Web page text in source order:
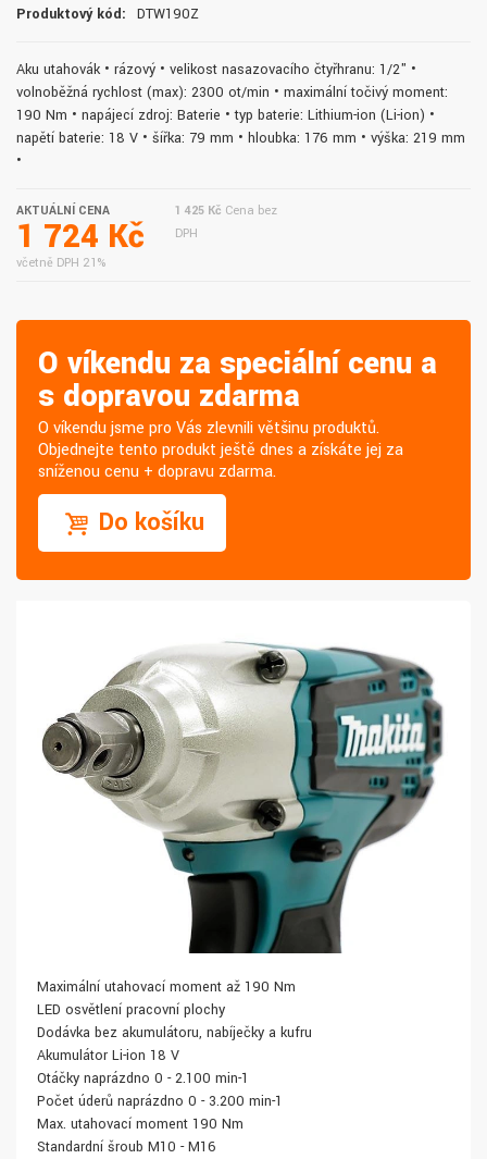
Produktový kód:
DTW190Z
Aku utahovák • rázový • velikost nasazovacího čtyřhranu: 1/2" •
volnoběžná rychlost (max): 2300 ot/min • maximální točivý moment:
190 Nm • napájecí zdroj: Baterie • typ baterie: Lithium-ion (Li-ion) •
napětí baterie: 18 V • šířka: 79 mm • hloubka: 176 mm • výška: 219 mm
•
AKTUÁLNÍ CENA
1 724 Kč
včetně DPH 21%
1 425 Kč Cena bez
DPH
O víkendu za speciální cenu a
s dopravou zdarma
O víkendu jsme pro Vás zlevnili většinu produktů.
Objednejte tento produkt ještě dnes a získáte jej za
sníženou cenu + dopravu zdarma.
Do košíku
Maximální utahovací moment až 190 Nm
LED osvětlení pracovní plochy
Dodávka bez akumulátoru, nabíječky a kufru
Akumulátor Li-ion 18 V
Otáčky naprázdno 0 - 2.100 min-1
Počet úderů naprázdno 0 - 3.200 min-1
Max. utahovací moment 190 Nm
Standardní šroub M10 - M16